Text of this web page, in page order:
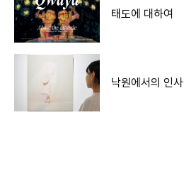
태도에 대하여
낙원에서의 인사